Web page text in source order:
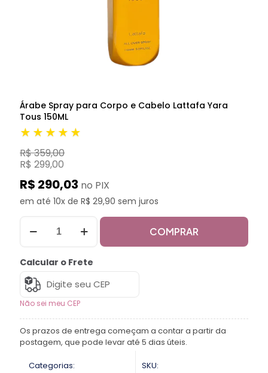
Árabe Spray para Corpo e Cabelo Lattafa Yara
Tous 150ML
★★★★★
R$ 359,00
R$ 299,00
R$ 290,03 no PIX
em até 10x de R$ 29,90 sem juros
COMPRAR
Calcular o Frete
Não sei meu CEP
Os prazos de entrega começam a contar a partir da
postagem, que pode levar até 5 dias úteis.
Categorias:
SKU: